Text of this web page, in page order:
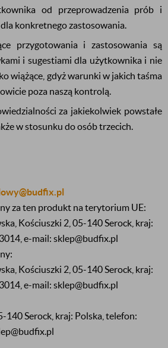
od przeprowadzenia prób i
konkretnego zastosowania.
przygotowania i zastosowania są
i sugestiami dla użytkownika i nie
wiążące, gdyż warunki w jakich taśma
poza naszą kontrolą.
za jakiekolwiek powstałe
w stosunku do osób trzecich.
za ten produkt na terytorium UE:
Kościuszki 2, 05-140 Serock, kraj:
e-mail: sklep@budfix.pl
Kościuszki 2, 05-140 Serock, kraj:
e-mail: sklep@budfix.pl
140 Serock, kraj: Polska, telefon: